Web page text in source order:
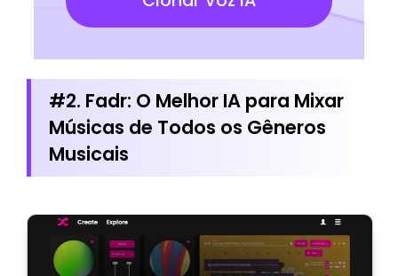
#2. Fadr: O Melhor IA para Mixar
Músicas de Todos os Gêneros
Musicais